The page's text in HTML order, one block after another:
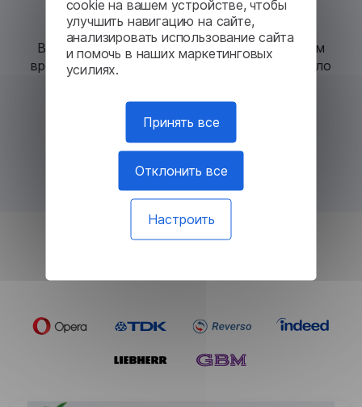
cookie на вашем устройстве, чтобы
улучшить навигацию на сайте,
анализировать использование сайта
и помочь в наших маркетинговых
усилиях.
Принять все
Отклонить все
Настроить
клиентами
Включите функцию перевода чата в реальном
времени, чтобы общение на разных языках было
Связаться с нами